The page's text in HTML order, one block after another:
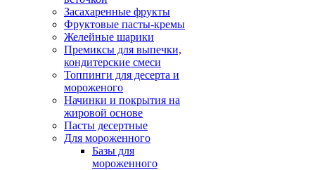
Засахаренные фрукты
Фруктовые пасты-кремы
Желейные шарики
Премиксы для выпечки,
кондитерские смеси
Топпинги для десерта и
мороженого
Начинки и покрытия на
жировой основе
Пасты десертные
Для мороженного
Базы для
мороженного